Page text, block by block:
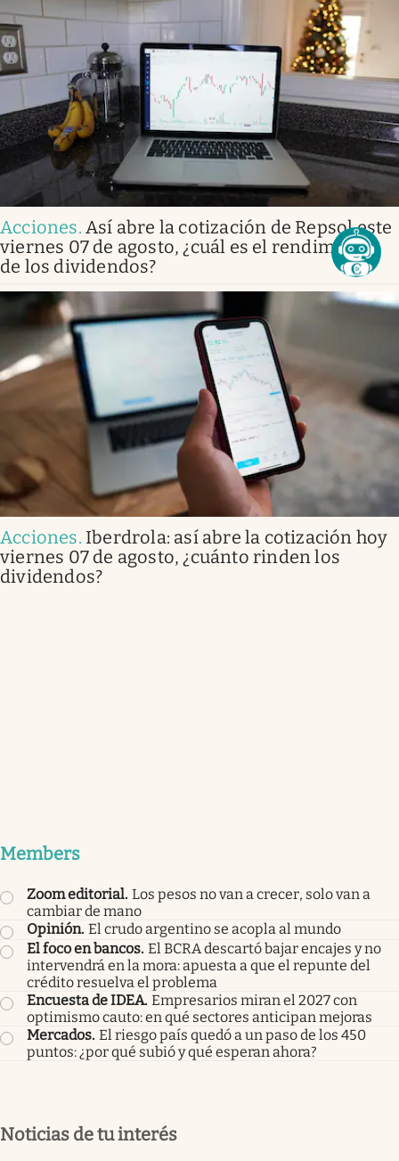
Acciones.Así abre la cotización de Repsol este
viernes 07 de agosto, ¿cuál es el rendimiento
de los dividendos?
Acciones. Iberdrola: así abre la cotización hoy
viernes 07 de agosto, ¿cuánto rinden los
dividendos?
Members
Zoom editorial. Los pesos no van a crecer, solo van a
cambiar de mano
Opinión. El crudo argentino se acopla al mundo
El foco en bancos. El BCRA descartó bajar encajes y no
intervendrá en la mora: apuesta a que el repunte del
crédito resuelva el problema
Encuesta de IDEA. Empresarios miran el 2027 con
optimismo cauto: en qué sectores anticipan mejoras
Mercados. El riesgo país quedó a un paso de los 450
puntos: ¿por qué subió y qué esperan ahora?
Noticias de tu interés